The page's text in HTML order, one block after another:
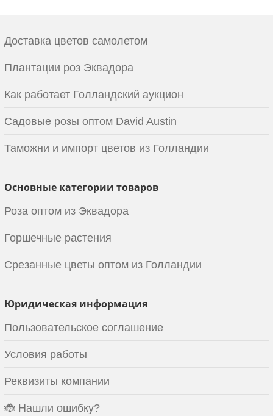
Доставка цветов самолетом
Плантации роз Эквадора
Как работает Голландский аукцион
Садовые розы оптом David Austin
Таможни и импорт цветов из Голландии
Основные категории товаров
Роза оптом из Эквадора
Горшечные растения
Срезанные цветы оптом из Голландии
Юридическая информация
Пользовательское соглашение
Условия работы
Реквизиты компании
🐞 Нашли ошибку?